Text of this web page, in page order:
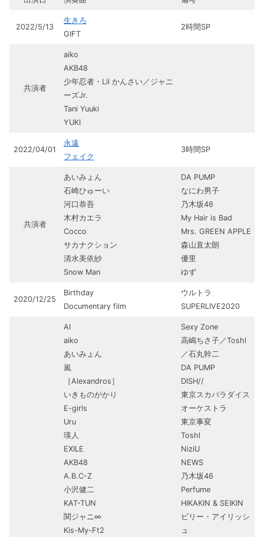
2022/5/13
生きろ
GIFT
2時間SP
共演者
aiko
AKB48
少年忍者・Lil かんさい／ジャニ
ーズJr.
Tani Yuuki
YUKI
2022/04/01
永遠
フェイク
3時間SP
共演者
あいみょん
石崎ひゅーい
河口恭吾
木村カエラ
Cocco
サカナクション
清水美依紗
Snow Man
DA PUMP
なにわ男子
乃木坂46
My Hair is Bad
Mrs. GREEN APPLE
森山直太朗
優里
ゆず
2020/12/25
Birthday
Documentary film
ウルトラ
SUPERLIVE2020
AI
aiko
あいみょん
嵐
［Alexandros］
いきものがかり
E-girls
Uru
瑛人
EXILE
AKB48
A.B.C-Z
小沢健二
KAT-TUN
関ジャニ∞
Kis-My-Ft2
Sexy Zone
高嶋ちさ子／Toshl
／石丸幹二
DA PUMP
DISH//
東京スカパラダイス
オーケストラ
東京事変
Toshl
NiziU
NEWS
乃木坂46
Perfume
HIKAKIN & SEIKIN
ビリー・アイリッシ
ュ